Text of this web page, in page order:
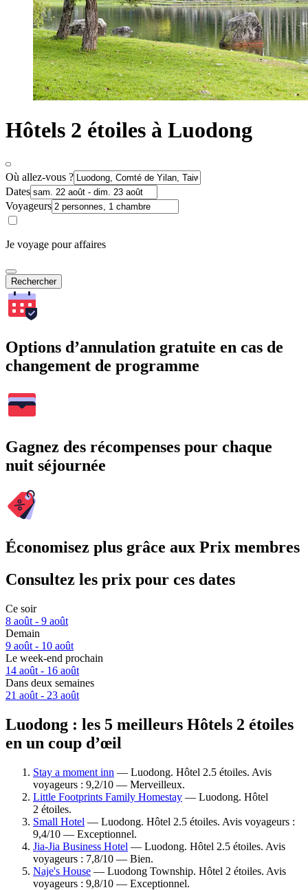
Hôtels 2 étoiles à Luodong
Où allez-vous ?
Dates
Voyageurs
Je voyage pour affaires
Rechercher
Options d’annulation gratuite en cas de
changement de programme
Gagnez des récompenses pour chaque
nuit séjournée
Économisez plus grâce aux Prix membres
Consultez les prix pour ces dates
Ce soir
8 août - 9 août
Demain
9 août - 10 août
Le week-end prochain
14 août - 16 août
Dans deux semaines
21 août - 23 août
Luodong : les 5 meilleurs Hôtels 2 étoiles
en un coup d’œil
Stay a moment inn — Luodong. Hôtel 2.5 étoiles. Avis
voyageurs : 9,2/10 — Merveilleux.
Little Footprints Family Homestay — Luodong. Hôtel
2 étoiles.
Small Hotel — Luodong. Hôtel 2.5 étoiles. Avis voyageurs :
9,4/10 — Exceptionnel.
Jia-Jia Business Hotel — Luodong. Hôtel 2.5 étoiles. Avis
voyageurs : 7,8/10 — Bien.
Naje's House — Luodong Township. Hôtel 2 étoiles. Avis
voyageurs : 9,8/10 — Exceptionnel.